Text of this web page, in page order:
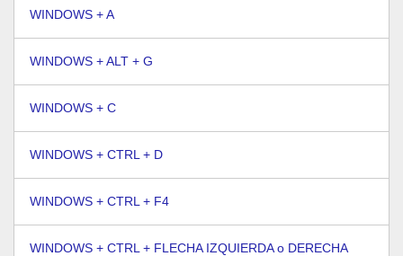
WINDOWS + A
WINDOWS + ALT + G
WINDOWS + C
WINDOWS + CTRL + D
WINDOWS + CTRL + F4
WINDOWS + CTRL + FLECHA IZQUIERDA o DERECHA